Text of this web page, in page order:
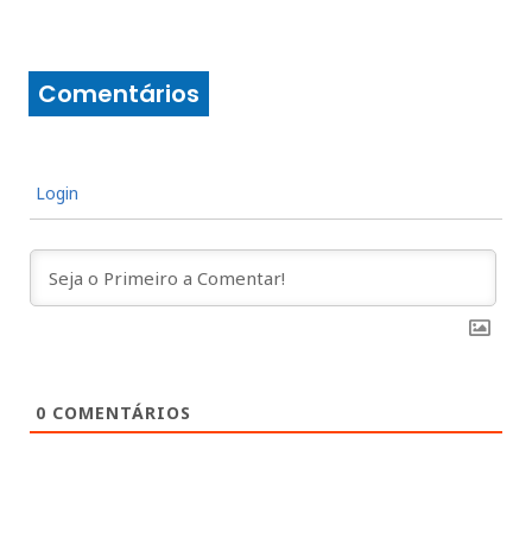
Comentários
Login
0 COMENTÁRIOS